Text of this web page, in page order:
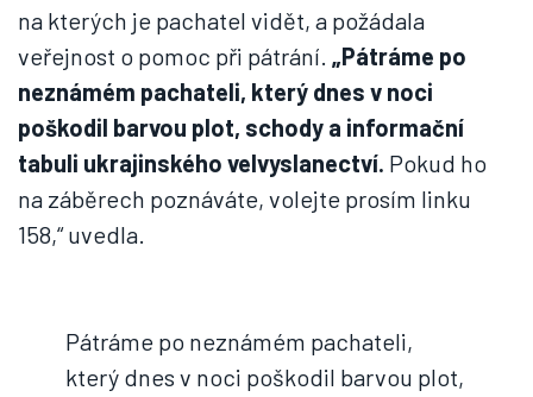
na kterých je pachatel vidět, a požádala
veřejnost o pomoc při pátrání. „Pátráme po
neznámém pachateli, který dnes v noci
poškodil barvou plot, schody a informační
tabuli ukrajinského velvyslanectví. Pokud ho
na záběrech poznáváte, volejte prosím linku
158,“ uvedla.
Pátráme po neznámém pachateli,
který dnes v noci poškodil barvou plot,